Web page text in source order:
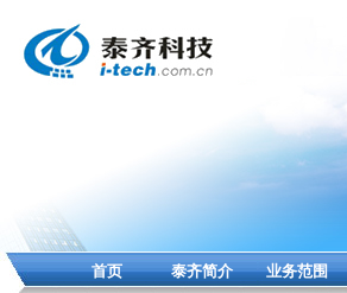
首页 泰齐简介 业务范围